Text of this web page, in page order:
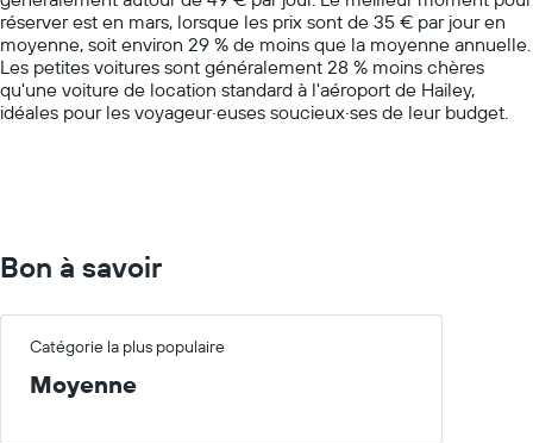
Y
axis
displaying
values.
Range:
réserver est en mars, lorsque les prix sont de 35 € par jour en
moyenne, soit environ 29 % de moins que la moyenne annuelle.
Les petites voitures sont généralement 28 % moins chères
qu'une voiture de location standard à l'aéroport de Hailey,
idéales pour les voyageur·euses soucieux·ses de leur budget.
Bon à savoir
Catégorie la plus populaire
Moyenne